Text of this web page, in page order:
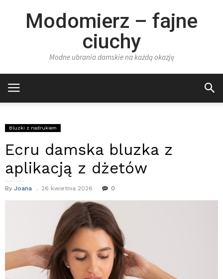
Modomierz – fajne
ciuchy
Modne ubrania damskie na każdą okazję
Bluzki z nadrukiem
Ecru damska bluzka z
aplikacją z dżetów
By Joana 26 kwietnia 2026 0